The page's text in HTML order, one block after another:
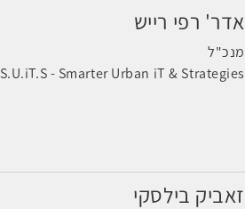
אדר' רפי רייש
מנכ"ל
S.U.iT.S - Smarter Urban iT & Strategies
זאביק בילסקי